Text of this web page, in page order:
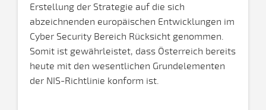
Erstellung der Strategie auf die sich
abzeichnenden europäischen Entwicklungen im
Cyber Security Bereich Rücksicht genommen.
Somit ist gewährleistet, dass Österreich bereits
heute mit den wesentlichen Grundelementen
der NIS-Richtlinie konform ist.